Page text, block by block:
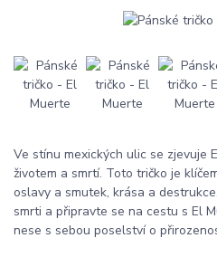
Ve stínu mexických ulic se zjevuje
životem a smrtí. Toto tričko je
oslavy a smutek, krása a
smrti a připravte se na cestu s El
nese s sebou poselství o